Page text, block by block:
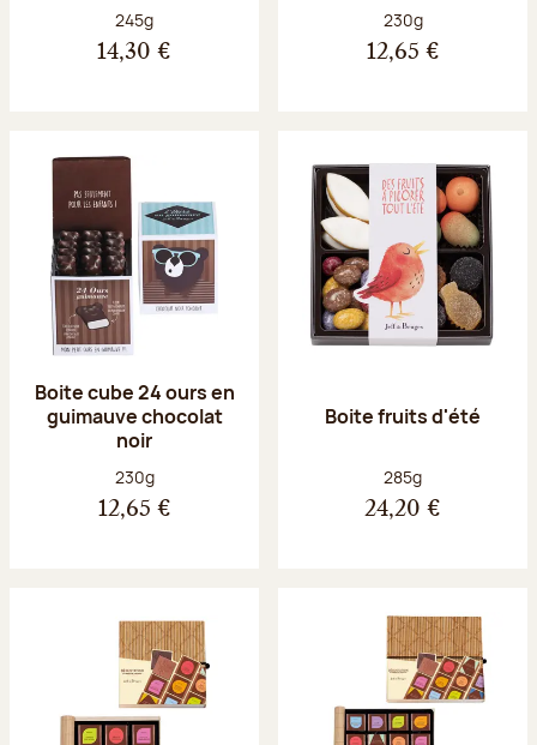
Poids net :
245g
14,30 €
Poids net :
230g
12,65 €
Boite cube 24 ours en
guimauve chocolat
noir
Poids net :
230g
12,65 €
Boite fruits d'été
Poids net :
285g
24,20 €